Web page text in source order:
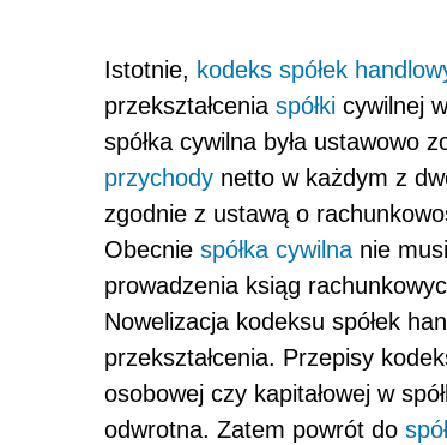
Istotnie, kodeks spółek
przekształcenia spółki cywilnej
spółka cywilna była ustawowo
przychody netto w każdym z
zgodnie z ustawą o
Obecnie spółka cywilnanie
prowadzenia ksiąg
Nowelizacja kodeksu spółek
przekształcenia. Przepisy
osobowej czy kapitałowej w
odwrotna. Zatem powrót do